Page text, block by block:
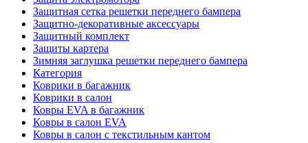
Защитная сетка решетки переднего бампера
Защитно-декоративные аксессуары
Защитный комплект
Защиты картера
Зимняя заглушка решетки переднего бампера
Категория
Коврики в багажник
Коврики в салон
Ковры EVA в багажник
Ковры в салон EVA
Ковры в салон с текстильным кантом